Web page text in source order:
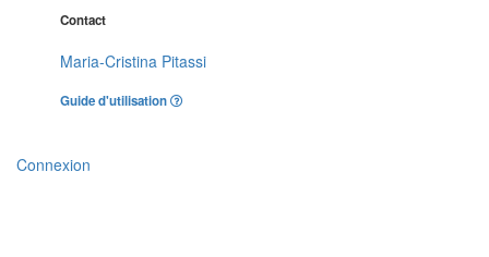
Contact
Maria-Cristina Pitassi
Guide d'utilisation
Connexion